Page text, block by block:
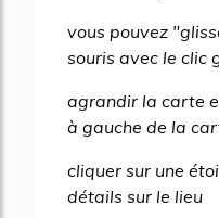
vous pouvez
souris avec le clic
agrandir la carte
à gauche de la
cliquer sur une
détails sur le lieu